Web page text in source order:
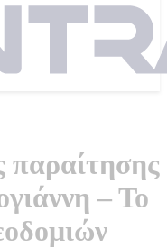
παραίτησης
– Το